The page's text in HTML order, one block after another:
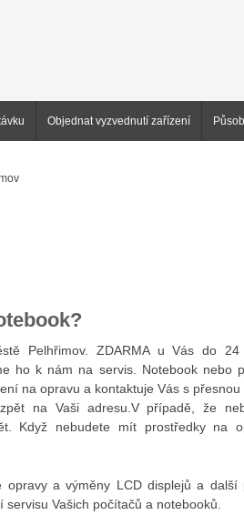
Objednat vyzvednutí zařízení
Pelhřimov. ZDARMA u Vás do 24
ho k nám na servis. Notebook nebo
na opravu a kontaktuje Vás s přesnou
na Vaši adresu.V případě, že
Když nebudete mít prostředky na
opravy a výměny LCD displejů a další
Vašich počítačů a notebooků.